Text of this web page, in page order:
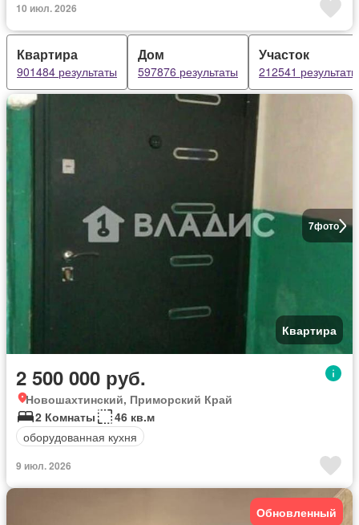
10 июл. 2026
Квартира
901484 результаты
Дом
597876 результаты
Участок
212541 результаты
7фото
Квартира
2 500 000 руб.
Новошахтинский, Приморский Край
2 Комнаты
46 кв.м
оборудованная кухня
9 июл. 2026
Обновленный